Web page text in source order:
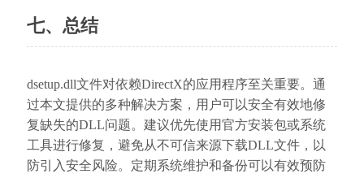
七、总结
dsetup.dll文件对依赖DirectX的应用程序至关重要。通
过本文提供的多种解决方案，用户可以安全有效地修
复缺失的DLL问题。建议优先使用官方安装包或系统
工具进行修复，避免从不可信来源下载DLL文件，以
防引入安全风险。定期系统维护和备份可以有效预防